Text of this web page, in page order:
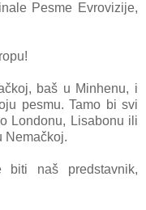
Pesme Evrovizije,
bаš u Minhenu, i
pesmu. Tamo bi svi
Londonu, Lisabonu ili
Nemačkoj.
nаš predstavnik,